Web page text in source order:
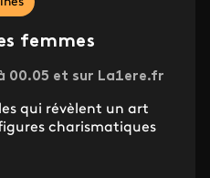
femmes
00.05 et sur La1ere.fr
qui révèlent un art
charismatiques